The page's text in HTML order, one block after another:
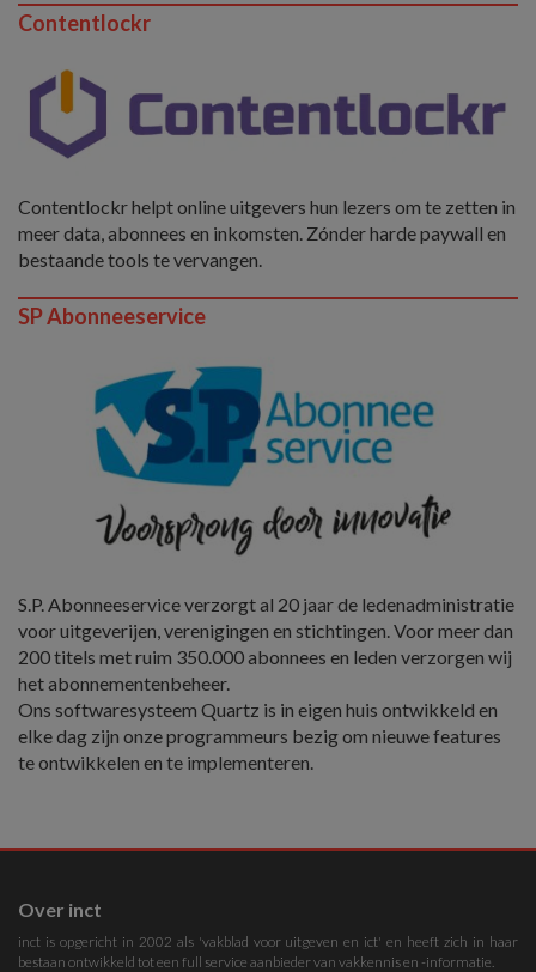
Contentlockr
Contentlockr helpt online uitgevers hun lezers om te zetten in
meer data, abonnees en inkomsten. Zónder harde paywall en
bestaande tools te vervangen.
SP Abonneeservice
S.P. Abonneeservice verzorgt al 20 jaar de ledenadministratie
voor uitgeverijen, verenigingen en stichtingen. Voor meer dan
200 titels met ruim 350.000 abonnees en leden verzorgen wij
het abonnementenbeheer.
Ons softwaresysteem Quartz is in eigen huis ontwikkeld en
elke dag zijn onze programmeurs bezig om nieuwe features
te ontwikkelen en te implementeren.
Over inct
inct is opgericht in 2002 als 'vakblad voor uitgeven en ict' en heeft zich in haar
bestaan ontwikkeld tot een full service aanbieder van vakkennis en -informatie.